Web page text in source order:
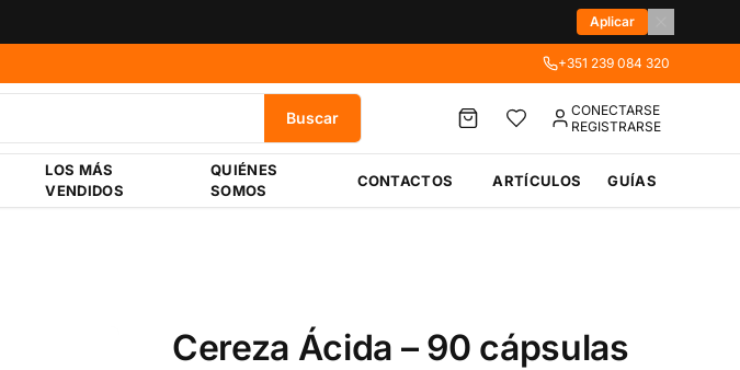
Aplicar
+351 239 084 320
Buscar
CONECTARSE
REGISTRARSE
LOS MÁS
VENDIDOS
QUIÉNES
SOMOS
CONTACTOS ARTÍCULOS GUÍAS
Cereza Ácida – 90 cápsulas